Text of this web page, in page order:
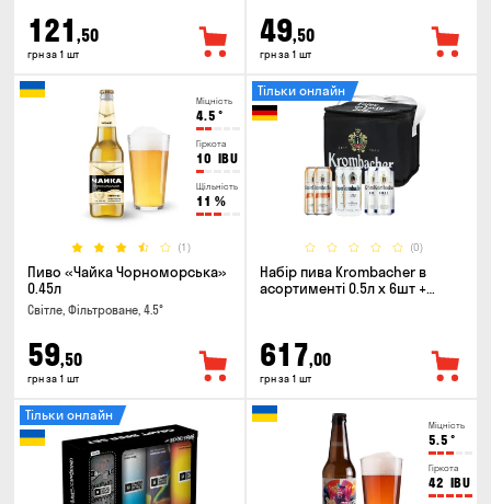
121 ,50
грн за 1 шт
49,50
грн за 1 шт
Міцність
4.5 °
Гіркота
10 IBU
Щільність
11 %
(1)
Пиво «Чайка Чорноморська»
0.45л
Світле, Фільтроване, 4.5°
59,50
грн за 1 шт
(0)
Тільки онлайн
Набір пива Krombacher в
асортименті 0.5л х 6шт +
617,00
грн за 1 шт
Тільки онлайн
Міцність
5.5 °
Гіркота
42 IBU